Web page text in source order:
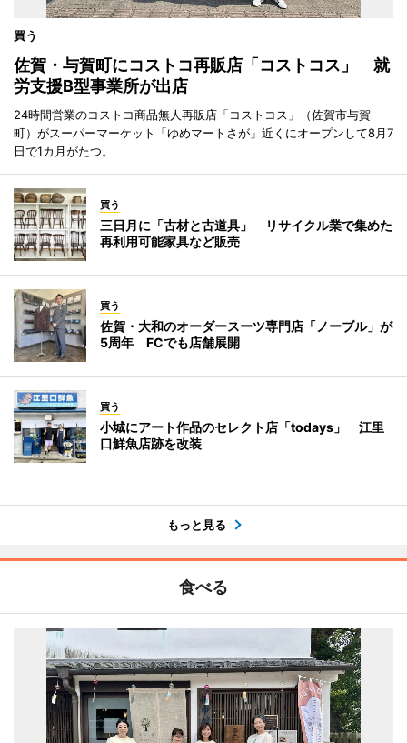
買う
佐賀・与賀町にコストコ再販店「コストコス」 就
労支援B型事業所が出店
24時間営業のコストコ商品無人再販店「コストコス」（佐賀市与賀
町）がスーパーマーケット「ゆめマートさが」近くにオープンして8月7
日で1カ月がたつ。
買う
三日月に「古材と古道具」 リサイクル業で集めた
再利用可能家具など販売
買う
佐賀・大和のオーダースーツ専門店「ノーブル」が
5周年 FCでも店舗展開
買う
小城にアート作品のセレクト店「todays」 江里
口鮮魚店跡を改装
もっと見る
食べる